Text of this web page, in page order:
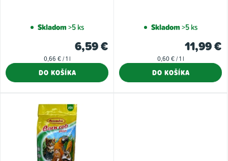
v
t
o
Skladom>5 ks
6,59 €
Jednotková
0,66 € / 1 l
DO KOŠÍKA
Skladom>5 ks
11,99 €
Jednotková
0,60 € / 1 l
DO KOŠÍKA